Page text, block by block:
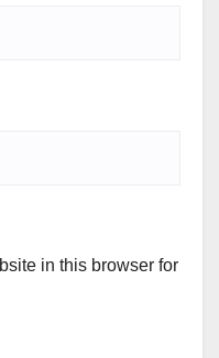
in this browser for